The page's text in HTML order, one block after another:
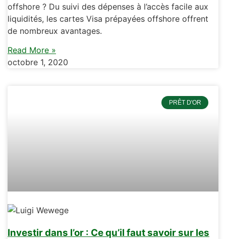
offshore ? Du suivi des dépenses à l’accès facile aux
liquidités, les cartes Visa prépayées offshore offrent
de nombreux avantages.
Read More »
octobre 1, 2020
PRÊT D'OR
Investir dans l’or : Ce qu’il faut savoir sur les